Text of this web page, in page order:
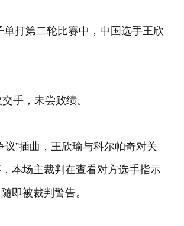
打第二轮比赛中，中国选手王欣
手，未尝败绩。
”插曲，王欣瑜与科尔帕奇对关
本场主裁判在查看对方选手指示
即被裁判警告。